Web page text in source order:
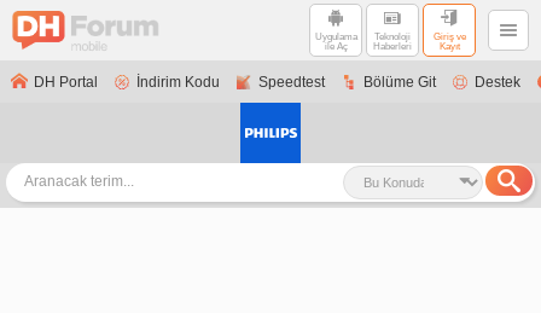
Uygulama
ile Aç
Teknoloji
Haberleri
Giriş ve
Kayıt
DH Portal İndirim Kodu Speedtest Bölüme Git Destek